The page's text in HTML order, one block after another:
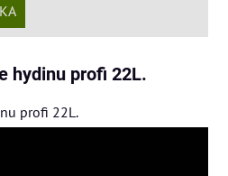
hydinu profi 22L.
profi 22L.